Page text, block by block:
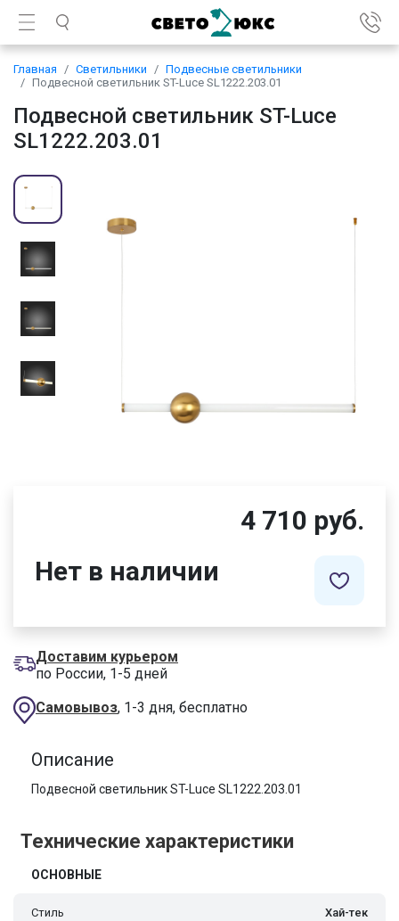
Главная Светильники
Подвесные светильники
Подвесной светильник ST-Luce SL1222.203.01
Подвесной светильник ST-Luce
SL1222.203.01
4 710 руб.
Нет в наличии
Доставим курьером
по России, 1-5 дней
Самовывоз, 1-3 дня, бесплатно
Описание
Подвесной светильник ST-Luce SL1222.203.01
Технические характеристики
ОСНОВНЫЕ
Стиль
Хай-тек